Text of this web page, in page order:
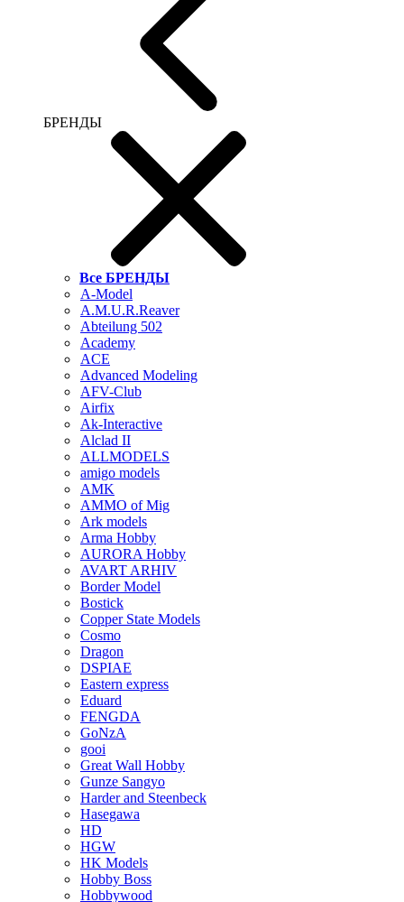
БРЕНДЫ
Все БРЕНДЫ
A-Model
A.M.U.R.Reaver
Abteilung 502
Academy
ACE
Advanced Modeling
AFV-Club
Airfix
Ak-Interactive
Alclad II
ALLMODELS
amigo models
AMK
AMMO of Mig
Ark models
Arma Hobby
AURORA Hobby
AVART ARHIV
Border Model
Bostick
Copper State Models
Cosmo
Dragon
DSPIAE
Eastern express
Eduard
FENGDA
GoNzA
gooi
Great Wall Hobby
Gunze Sangyo
Harder and Steenbeck
Hasegawa
HD
HGW
HK Models
Hobby Boss
Hobbywood